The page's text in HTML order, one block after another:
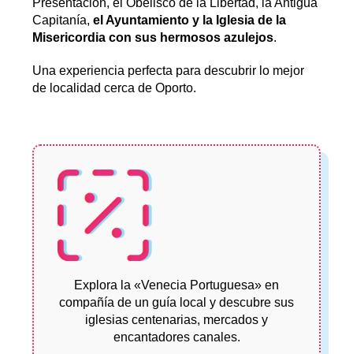
Presentación, el Obelisco de la Libertad, la Antigua
Capitanía,el Ayuntamiento y la Iglesia de la
Misericordia con sus hermosos azulejos.
Una experiencia perfecta para descubrir lo mejor
de localidad cerca de Oporto.
Explora la «Venecia Portuguesa» en
compañía de un guía local y descubre sus
iglesias centenarias, mercados y
encantadores canales.